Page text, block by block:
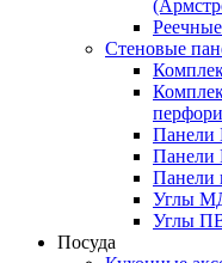
Стеновые
Панели
Углы
Углы
Посуда